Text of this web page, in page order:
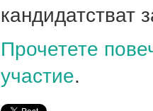
кандидатстват
Прочетете
участие.